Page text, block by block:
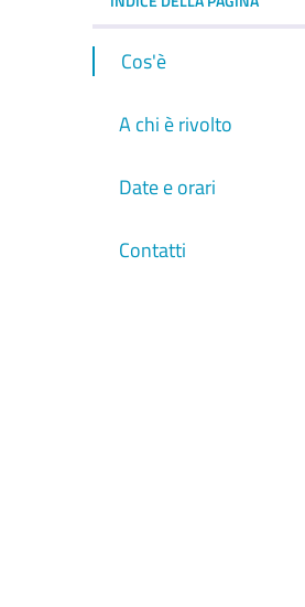
Cos'è
A chi è rivolto
Date e orari
Contatti